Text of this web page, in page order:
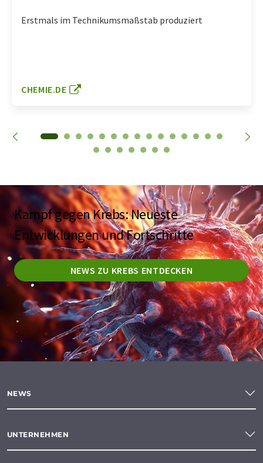
Erstmals im Technikumsmaßstab produziert
CHEMIE.DE
Kampf gegen Krebs: Neueste
Entwicklungen und Fortschritte
NEWS ZU KREBS ENTDECKEN
NEWS
UNTERNEHMEN